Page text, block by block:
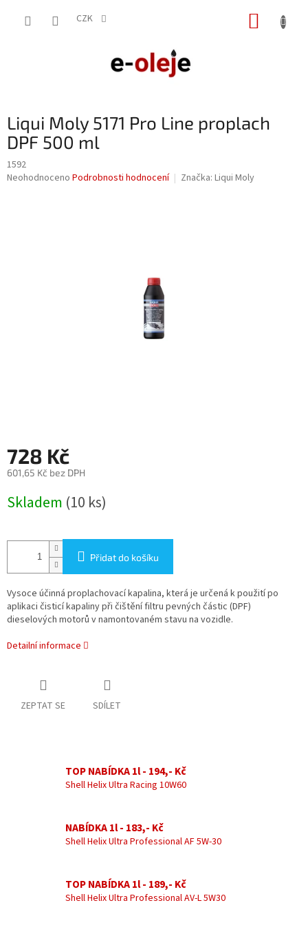
CZK
Liqui Moly 5171 Pro Line proplach
DPF 500 ml
1592
Průměrné
Neohodnoceno Podrobnosti hodnocení Značka: Liqui Moly
728 Kč
601,65 Kč bez DPH
cena:
Skladem (10 ks)
Přidat do košíku
Vysoce účinná proplachovací kapalina, která je určená k použití po
aplikaci čisticí kapaliny při čištění filtru pevných částic (DPF)
dieselových motorů v namontovaném stavu na vozidle.
Detailní informace
ZEPTAT SE SDÍLET
TOP NABÍDKA 1l - 194,- Kč
Shell Helix Ultra Racing 10W60
NABÍDKA 1l - 183,- Kč
Shell Helix Ultra Professional AF 5W-30
TOP NABÍDKA 1l - 189,- Kč
Shell Helix Ultra Professional AV-L 5W30